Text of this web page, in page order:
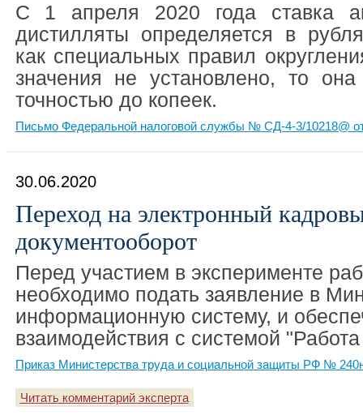
С 1 апреля 2020 года ставка
дистилляты определяется в
как специальных правил
значения не установлено, то она
точностью до копеек.
Письмо Федеральной налоговой службы № СД-4-3/10218@
30.06.2020
Переход на электронный
документооборот
Перед участием в эксперименте
необходимо подать заявление в
информационную систему, и
взаимодействия с системой
Приказ Министерства труда и социальной защиты РФ №
Читать комментарий эксперта